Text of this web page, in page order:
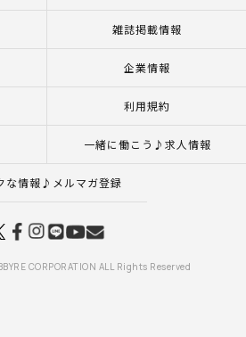
雑誌掲載情報
企業情報
利用規約
一緒に働こう♪求人情報
な情報♪メルマガ登録
CORPORATION ALL Rights Reserved